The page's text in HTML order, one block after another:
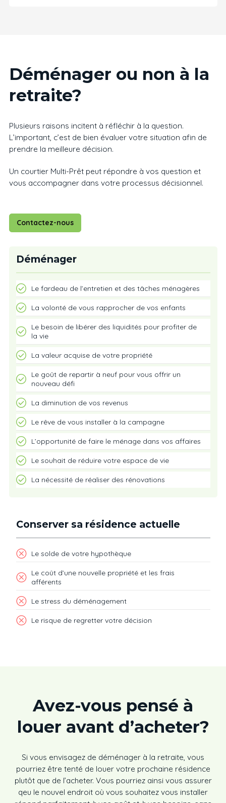
Déménager ou non à la
retraite?
Plusieurs raisons incitent à réfléchir à la question.
L’important, c’est de bien évaluer votre situation afin de
prendre la meilleure décision.
Un courtier Multi-Prêt peut répondre à vos question et
vous accompagner dans votre processus décisionnel.
Contactez-nous
Déménager
Le fardeau de l’entretien et des tâches ménagères
La volonté de vous rapprocher de vos enfants
Le besoin de libérer des liquidités pour profiter de
la vie
La valeur acquise de votre propriété
Le goût de repartir à neuf pour vous offrir un
nouveau défi
La diminution de vos revenus
Le rêve de vous installer à la campagne
L’opportunité de faire le ménage dans vos affaires
Le souhait de réduire votre espace de vie
La nécessité de réaliser des rénovations
Conserver sa résidence actuelle
Le solde de votre hypothèque
Le coût d’une nouvelle propriété et les frais
afférents
Le stress du déménagement
Le risque de regretter votre décision
Avez-vous pensé à
louer avant d’acheter?
Si vous envisagez de déménager à la retraite, vous
pourriez être tenté de louer votre prochaine résidence
plutôt que de l’acheter. Vous pourriez ainsi vous assurer
qeu le nouvel endroit où vous souhaitez vous installer